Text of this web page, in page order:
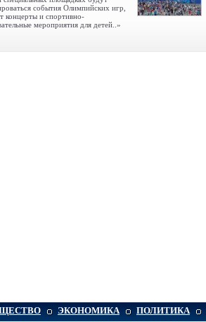
события Олимпийских игр,
концерты и спортивно-
мероприятия для детей..»
ЭКОНОМИКА ПОЛИТИКА